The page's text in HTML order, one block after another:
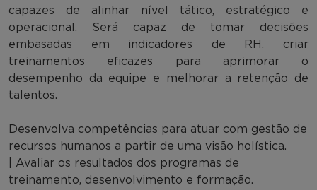
capazes de alinhar nível tático, estratégico e
operacional. Será capaz de tomar decisões
embasadas em indicadores de RH, criar
treinamentos eficazes para aprimorar o
desempenho da equipe e melhorar a retenção de
talentos.
Desenvolva competências para atuar com gestão de
recursos humanos a partir de uma visão holística.
| Avaliar os resultados dos programas de
treinamento, desenvolvimento e formação.